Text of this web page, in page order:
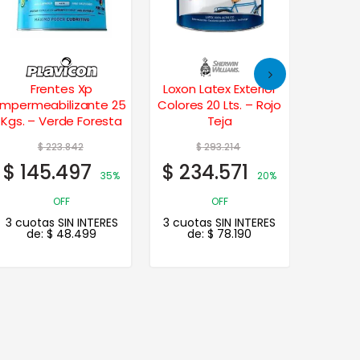
Frentes Xp
25
Kgs. – Verde Foresta
$223.842
$ 145.497
35%
OFF
3 cuotas SIN INTERES
de:$ 48.499
Loxon Latex Exterior
Colores 20 Lts. – Rojo
Teja
$293.214
$ 234.571
20%
OFF
3 cuotas SIN INTERES
de:$ 78.190